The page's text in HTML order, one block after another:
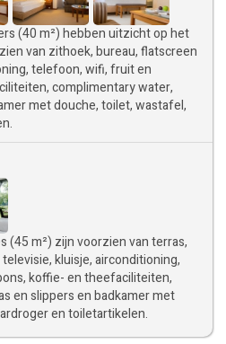
(40 m²) hebben uitzicht op het
van zithoek, bureau, flatscreen
telefoon, wifi, fruit en
complimentary water,
met douche, toilet, wastafel,
(45 m²) zijn voorzien van terras,
kluisje, airconditioning,
koffie- en theefaciliteiten,
en slippers en badkamer met
en toiletartikelen.